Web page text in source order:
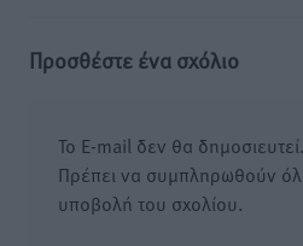
Προσθέστε ένα σχόλιο
Το E-mail δεν θα δημοσιευτεί.
Πρέπει να συμπληρωθούν
υποβολή του σχολίου.